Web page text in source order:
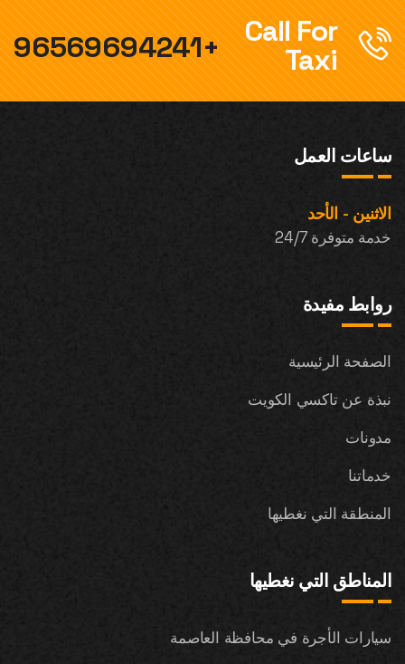
Call For
Taxi
+96569694241
ساعات العمل
الاثنين - الأحد
خدمة متوفرة 24/7
روابط مفيدة
الصفحة الرئيسية
نبذة عن تاكسي الكويت
مدونات
خدماتنا
المنطقة التي نغطيها
المناطق التي نغطيها
سيارات الأجرة في محافظة العاصمة